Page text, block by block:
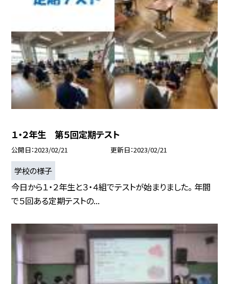
１・２年生 第５回定期テスト
公開日 2023/02/21 更新日 2023/02/21
学校の様子
今日から１・２年生と３・４組でテストが始まりました。 年間
で５回ある定期テストの...